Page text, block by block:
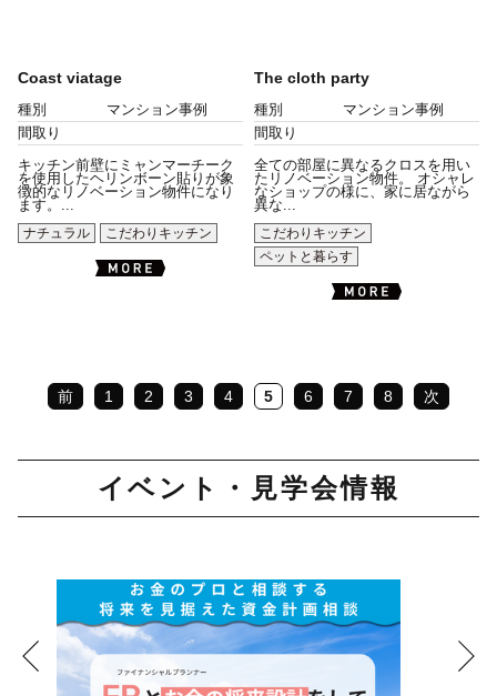
Coast viatage
種別
マンション事例
間取り
キッチン前壁にミャンマーチーク
を使用したヘリンボーン貼りが象
徴的なリノベーション物件になり
ます。...
ナチュラル
こだわりキッチン
The cloth party
種別
マンション事例
間取り
全ての部屋に異なるクロスを用い
たリノベーション物件。 オシャレ
なショップの様に、家に居ながら
異な...
こだわりキッチン
ペットと暮らす
前 1 2 3 4 5 6 7 8 次
イベント・見学会情報